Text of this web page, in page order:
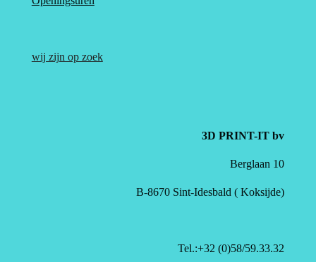
wij zijn op zoek
3D PRINT-IT bv
Berglaan 10
B-8670 Sint-Idesbald ( Koksijde)
Tel.:+32 (0)58/59.33.32